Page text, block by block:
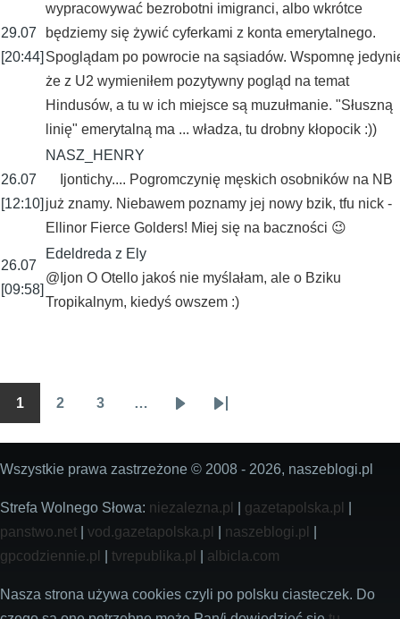
29.07
[20:44]
wypracowywać bezrobotni imigranci, albo wkrótce
będziemy się żywić cyferkami z konta emerytalnego.
Spoglądam po powrocie na sąsiadów. Wspomnę
że z U2 wymieniłem pozytywny pogląd na temat
Hindusów, a tu w ich miejsce są muzułmanie. "Słuszną
linię" emerytalną ma ... władza, tu drobny kłopocik :))
26.07
[12:10]
NASZ_HENRY
Ijontichy.... Pogromczynię męskich osobników na NB
już znamy. Niebawem poznamy jej nowy bzik, tfu nick -
Ellinor Fierce Golders! Miej się na baczności 😉
26.07
[09:58]
Edeldreda z Ely
@Ijon O Otello jakoś nie myślałam, ale o Bziku
Tropikalnym, kiedyś owszem :)
Stronicowanie
Wszyscy
1
Wszyscy
2
Wszyscy
3 …
NastępnaOstatnia
Wszystkie prawa zastrzeżone © 2008 - 2026, naszeblogi.pl
Strefa Wolnego Słowa: niezalezna.pl gazetapolska.pl
panstwo.net
vod.gazetapolska.pl naszeblogi.pl
gpcodziennie.pl
tvrepublika.pl albicla.com
Nasza strona używa cookies czyli po polsku ciasteczek. Do